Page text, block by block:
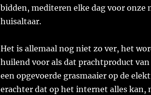
bidden, mediteren elke dag voor onze
huisaltaar.
Het is allemaal nog niet zo ver, het
huilend voor als dat prachtproduct
een opgevoerde grasmaaier op de
erachter dat op het internet alles kan,